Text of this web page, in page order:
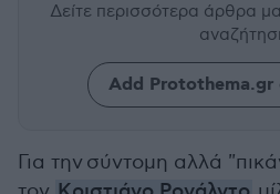
Δείτε περισσότερα άρθρα
Add Protothema.gr
Για την σύντομη αλλά